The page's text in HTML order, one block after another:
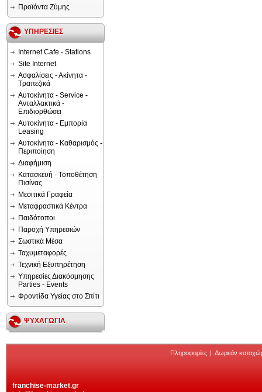
Προϊόντα Ζύμης
ΥΠΗΡΕΣΙΕΣ
Internet Cafe - Stations
Site Internet
Ασφαλίσεις - Ακίνητα -
Τραπεζικά
Αυτοκίνητα - Service -
Ανταλλακτικά -
Επιδιορθώσει
Αυτοκίνητα - Εμπορία
Leasing
Αυτοκίνητα - Καθαρισμός -
Περιποίηση
Διαφήμιση
Κατασκευή - Τοποθέτηση
Πισίνας
Μεσιτικά Γραφεία
Μεταφραστικά Κέντρα
Παιδότοποι
Παροχή Υπηρεσιών
Σωστικά Μέσα
Ταχυμεταφορές
Τεχνική Εξυπηρέτηση
Υπηρεσίες Διακόσμησης
Parties - Events
Φροντίδα Υγείας στο Σπίτι
ΨΥΧΑΓΩΓΙΑ
Πληροφορίες | Δωρεάν
franchise-market.gr